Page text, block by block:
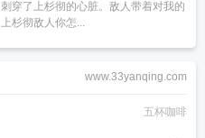
穿了上杉彻的心脏。敌人带着对我的
杉彻敌人你怎...
www.33yanqing.com
五杯咖啡